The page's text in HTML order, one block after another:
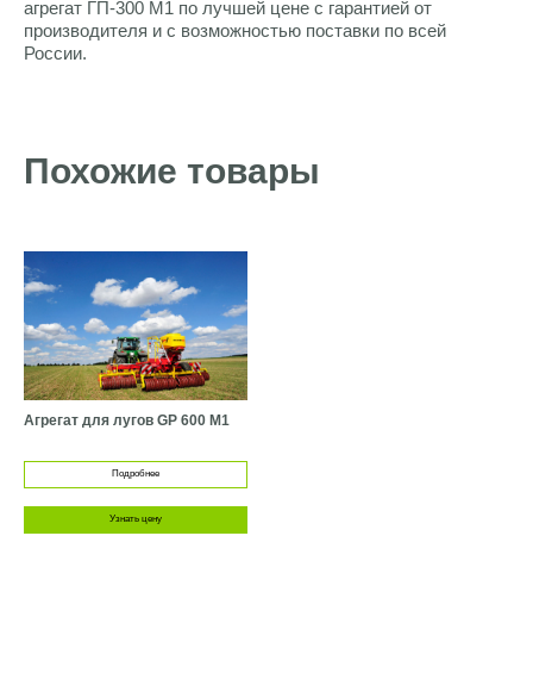
агрегат ГП-300 М1 по лучшей цене с гарантией от
производителя и с возможностью поставки по всей
России.
Похожие товары
Агрегат для лугов GP 600 M1
Подробнее
Узнать цену